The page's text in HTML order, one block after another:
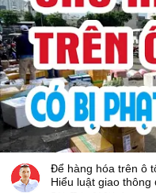
Để hàng hóa trên ô
Hiểu luật giao thông